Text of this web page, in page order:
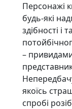
Персонажі
будь-які
здібності
–
якоїсь
спробі